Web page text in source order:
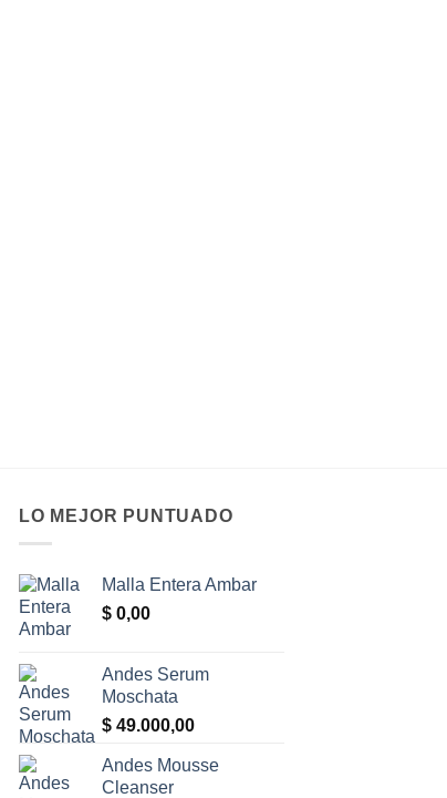
LO MEJOR PUNTUADO
Malla Entera Ambar
$ 0,00
Andes Serum
Moschata
$ 49.000,00
Andes Mousse
Cleanser